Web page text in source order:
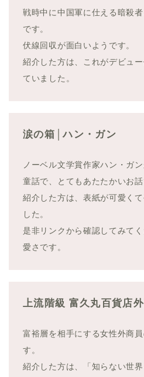
戦時中に中国軍に仕える暗殺
です。
伏線回収が面白いようです。
紹介した方は、これがデビュ
ていました。
涙の箱│ハン・ガン
ノーベル文学賞作家ハン・ガ
童話で、とてもあたたかいお話
紹介した方は、表紙が可愛く
した。
是非リンクから確認してみて
愛さです。
上流階級 富久丸百貨店
富裕層を相手にする女性外商
す。
紹介した方は、「知らない世